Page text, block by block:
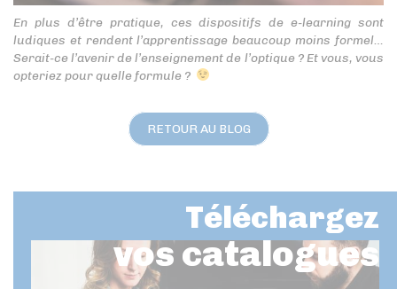
En plus d’être pratique, ces dispositifs de e-learning sont
ludiques et rendent l’apprentissage beaucoup moins formel…
Serait-ce l’avenir de l’enseignement de l’optique ? Et vous, vous
opteriez pour quelle formule ?
RETOUR AU BLOG
Téléchargez
vos catalogues